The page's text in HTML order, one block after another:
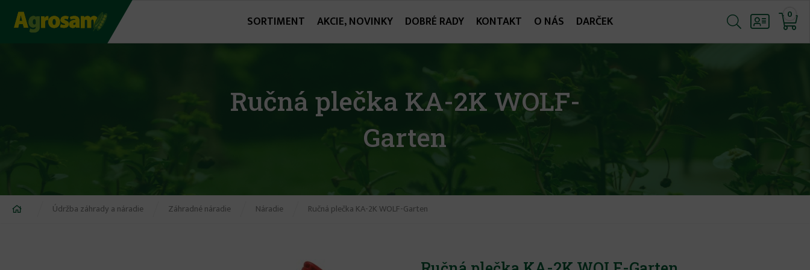
Jump
SORTIMENT AKCIE, NOVINKY DOBRÉ RADY KONTAKT O NÁS DARČEK 0
Ručná plečka KA-2K WOLF-
Garten
NachádzateÚdržba záhrady a náradie Záhradné náradie Náradie Ručná plečka KA-2K WOLF-Garten